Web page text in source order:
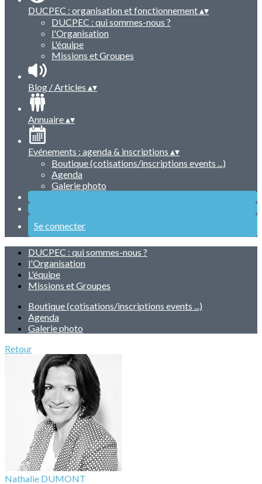
DUCPEC : organisation et fonctionnement▴▾
DUCPEC : qui sommes-nous ?
l'Organisation
L'équipe
Missions et Groupes
Blog / Articles ▴▾
Annuaire▴▾
Evénements : agenda & inscriptions ▴▾
Boutique (cotisations/inscriptions events ...)
Agenda
Galerie photo
Se connecter
DUCPEC : qui sommes-nous ?
l'Organisation
L'équipe
Missions et Groupes
Boutique (cotisations/inscriptions events ...)
Agenda
Galerie photo
Retour
Nathalie DUMONT